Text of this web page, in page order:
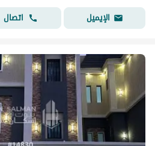
الإيميل
اتصال